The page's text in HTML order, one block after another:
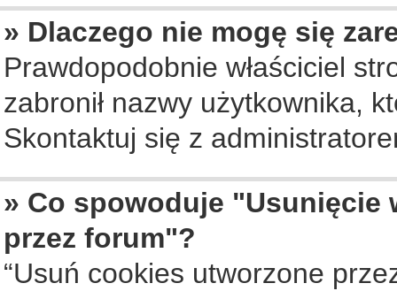
» Dlaczego nie mogę się
Prawdopodobnie właściciel
zabronił nazwy użytkownika,
Skontaktuj się z
» Co spowoduje
przez forum"?
“Usuń cookies utworzone